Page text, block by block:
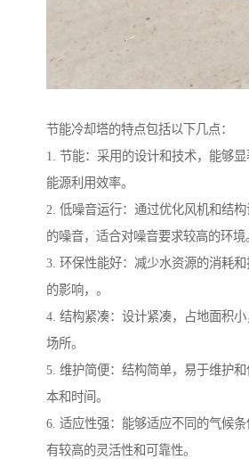
节能冷却塔的特点包括以下几点：
1. 节能：采用的设计和技术，能够
能源利用效率。
2. 低噪音运行：通过优化风机和结
的噪音，适合对噪音要求较高的环境
3. 环保性能好：减少水资源的消耗
的影响，。
4. 结构紧凑：设计紧凑，占地面积
场所。
5. 维护简便：结构简单，易于维护
本和时间。
6. 适应性强：能够适应不同的气候
有较高的灵活性和可靠性。